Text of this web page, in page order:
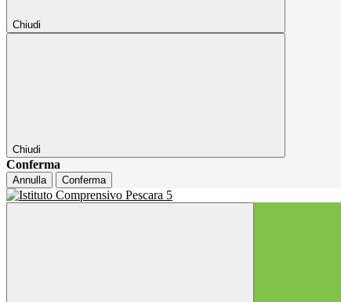
Chiudi
Chiudi
Conferma
Annulla Conferma